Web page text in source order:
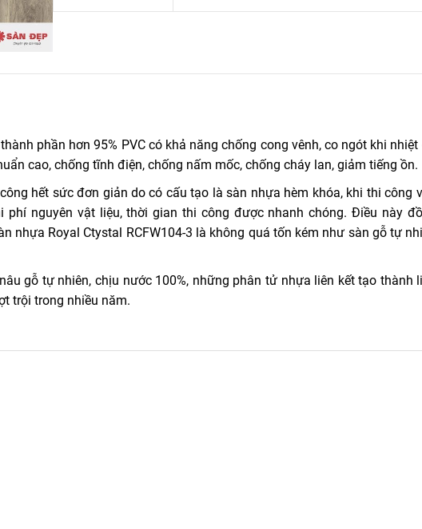
phần hơn 95% PVC có khả năng chống cong vênh, co ngót khi nhiệt
cao, chống tĩnh điện, chống nấm mốc, chống cháy lan, giảm tiếng ồn.
hết sức đơn giản do có cấu tạo là sàn nhựa hèm khóa, khi thi công
phí nguyên vật liệu, thời gian thi công được nhanh chóng. Điều này
nhựa Royal Ctystal RCFW104-3 là không quá tốn kém như sàn gỗ tự
gỗ tự nhiên, chịu nước 100%, những phân tử nhựa liên kết tạo thành
trội trong nhiều năm.